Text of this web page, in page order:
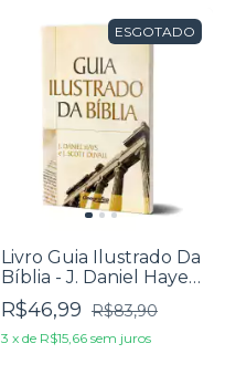
ESGOTADO
Livro Guia Ilustrado Da
Bíblia - J. Daniel Hayes
e J. Scott Duvall
R$46,99 R$83,90
3 x de R$15,66 sem juros